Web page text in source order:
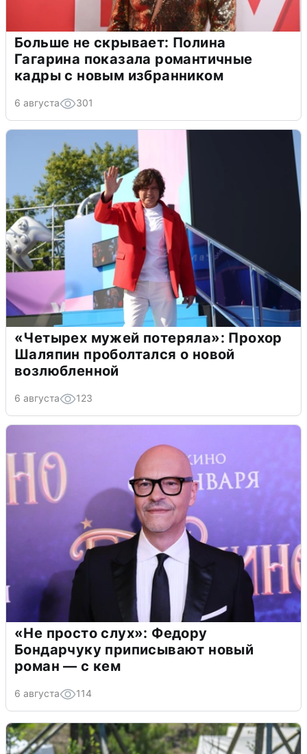
Больше не скрывает: Полина
Гагарина показала романтичные
кадры с новым избранником
6 августа 301
«Четырех мужей потеряла»: Прохор
Шаляпин проболтался о новой
возлюбленной
6 августа 123
«Не просто слух»: Федору
Бондарчуку приписывают новый
роман — с кем
6 августа 114